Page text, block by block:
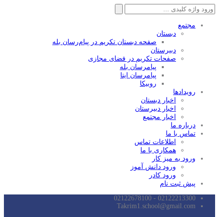
جستجو
برای:
مجتمع
دبستان
صفحه دبستان تکریم در پیام‌رسان بله
دبیرستان
صفحات تکریم در فضای مجازی
پیامرسان بله
پیامرسان ایتا
روبیکا
رویدادها
اخبار دبستان
اخبار دبیرستان
اخبار مجتمع
درباره ما
تماس با ما
اطلاعات تماس
همکاری با ما
ورود به میز کار
ورود دانش آموز
ورود کادر
پیش ثبت نام
02122213300 - 02122678100
Takrim1.school@gmail.com